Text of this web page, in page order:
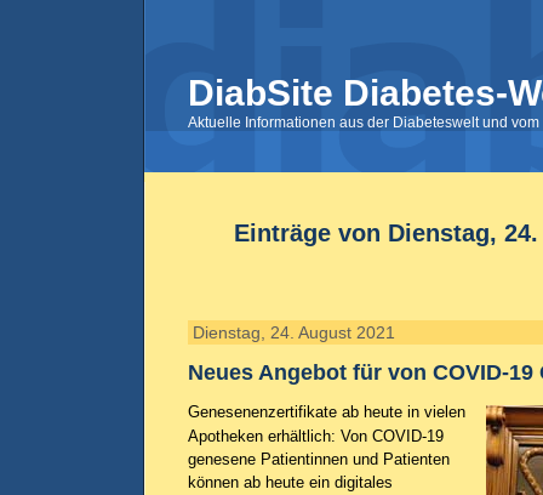
DiabSite Diabetes-
Aktuelle Informationen aus der Diabeteswelt und
Einträge von Dienstag,
Dienstag, 24. August 2021
Neues Angebot für von COVID-19
Genesenenzertifikate ab heute in vielen
Apotheken erhältlich: Von COVID-19
genesene Patientinnen und Patienten
können ab heute ein digitales